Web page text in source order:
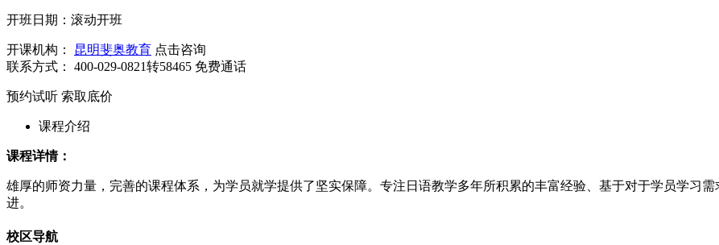
开班日期：滚动开班
开课机构： 昆明斐奥教育 点击咨询
联系方式：
400-029-0821转58465 免费通话
预约试听 索取底价
课程介绍
课程详情：
雄厚的师资力量，完善的课程体系，为学员就学提供了坚实保障。专注日语教学多年所积累的丰富经验、基于对于学员学习
进。
校区导航